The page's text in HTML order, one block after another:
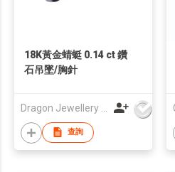
18K黃金蜻蜓 0.14 ct 鑽
石吊墜/胸針
查詢